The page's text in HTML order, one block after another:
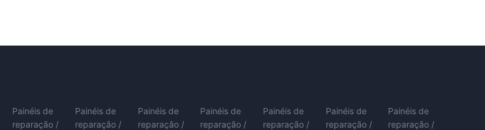
Painéis de
reparação /
Painéis de
reparação /
Painéis de
reparação /
Painéis de
reparação /
Painéis de
reparação /
Painéis de
reparação /
Painéis de
reparação /